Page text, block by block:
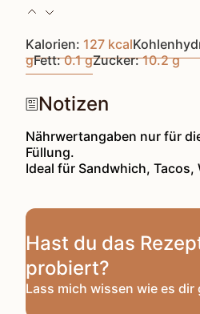
Kalorien: 127 kcal
gFett:0.1 gZucker:10.2 g
Notizen
Nährwertangaben nur für
Füllung.
Ideal für Sandwhich, Tacos,
Hast du das
probiert?
Lass mich wissen wie es dir